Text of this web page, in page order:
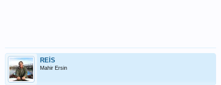
REİS
Mahir Ersin